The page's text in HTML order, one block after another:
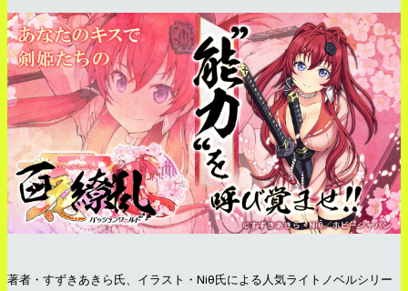
著者・すずきあきら氏、イラスト・Niθ氏による人気ライトノベルシリー